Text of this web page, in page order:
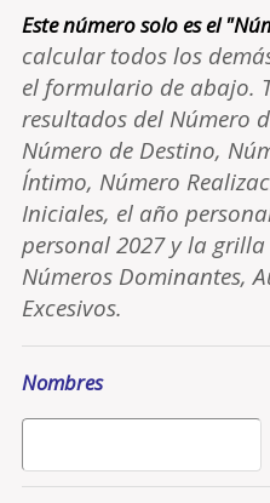
Este número solo es el
calcular todos los
el formulario de abajo.
resultados del Número
Número de Destino,
Íntimo, Número
Iniciales, el año
personal 2027 y la
Números Dominantes,
Excesivos.
Nombres